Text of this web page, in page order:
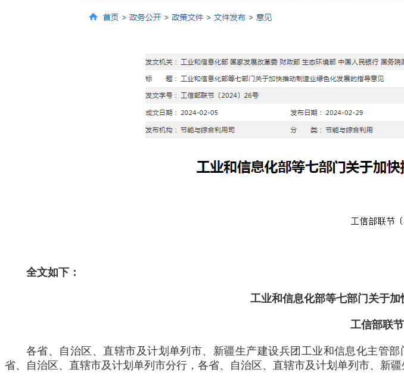
全文如下：
工业和信息化部等七部门关于
工信部联
各省、自治区、直辖市及计划单列市、新疆生产建设兵团工业和信息化主管
省、自治区、直辖市及计划单列市分行，各省、自治区、直辖市及计划单列市、新